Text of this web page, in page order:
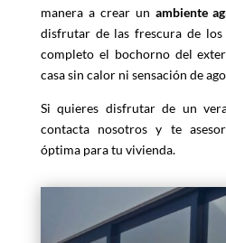
manera a crear un ambiente
disfrutar de las frescura de los
completo el bochorno del
casa sin calor ni sensación de
Si quieres disfrutar de un
contacta nosotros y te
óptima para tu vivienda.